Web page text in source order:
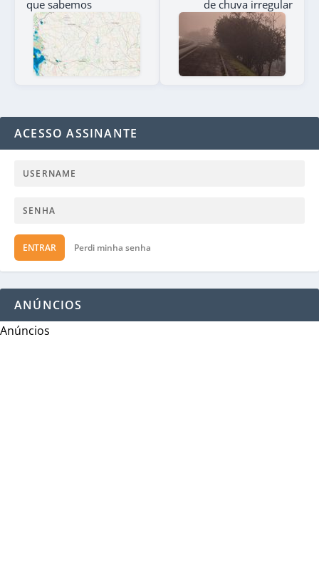
que sabemos
de chuva irregular
ACESSO ASSINANTE
ENTRAR Perdi minha senha
ANÚNCIOS
Anúncios